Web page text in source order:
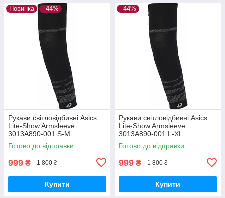
Новинка –44%
Рукави світловідбивні Asics
Lite-Show Armsleeve
3013A890-001 S-M
Готово до відправки
999 ₴ 1 800 ₴
Купити
–44%
Рукави світловідбивні Asics
Lite-Show Armsleeve
3013A890-001 L-XL
Готово до відправки
999 ₴ 1 800 ₴
Купити